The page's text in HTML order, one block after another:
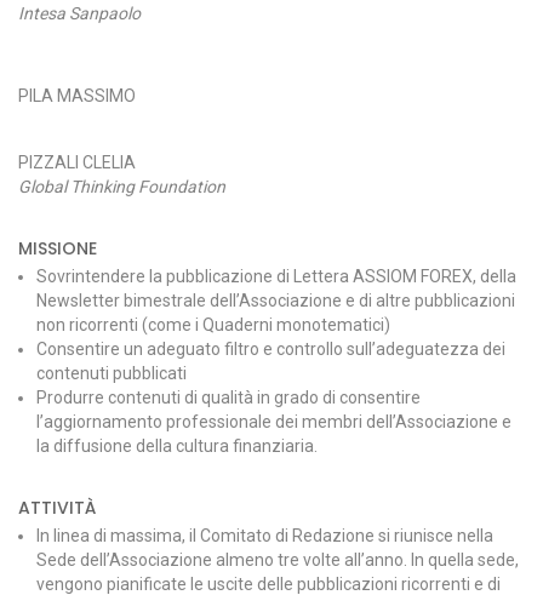
Intesa Sanpaolo
PILA MASSIMO
PIZZALI CLELIA
Global Thinking Foundation
MISSIONE
Sovrintendere la pubblicazione di Lettera ASSIOM FOREX, della
Newsletter bimestrale dell’Associazione e di altre pubblicazioni
non ricorrenti (come i Quaderni monotematici)
Consentire un adeguato filtro e controllo sull’adeguatezza dei
contenuti pubblicati
Produrre contenuti di qualità in grado di consentire
l’aggiornamento professionale dei membri dell’Associazione e
la diffusione della cultura finanziaria.
ATTIVITÀ
In linea di massima, il Comitato di Redazione si riunisce nella
Sede dell’Associazione almeno tre volte all’anno. In quella sede,
vengono pianificate le uscite delle pubblicazioni ricorrenti e di